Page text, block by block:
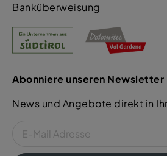
Banküberweisung
Abonniere unseren Newsletter
News und Angebote direkt in